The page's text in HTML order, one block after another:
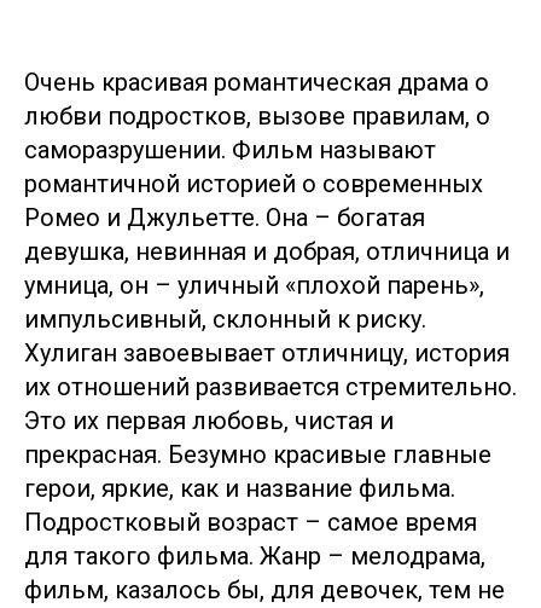
Очень красивая романтическая драма о
любви подростков, вызове правилам, о
саморазрушении. Фильм называют
романтичной историей о современных
Ромео и Джульетте. Она – богатая
девушка, невинная и добрая, отличница и
умница, он – уличный «плохой парень»,
импульсивный, склонный к риску.
Хулиган завоевывает отличницу, история
их отношений развивается стремительно.
Это их первая любовь, чистая и
прекрасная. Безумно красивые главные
герои, яркие, как и название фильма.
Подростковый возраст – самое время
для такого фильма. Жанр – мелодрама,
фильм, казалось бы, для девочек, тем не